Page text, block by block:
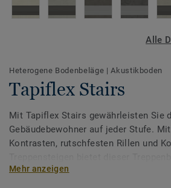
Alle
Heterogene Bodenbeläge |Akustikboden
Tapiflex Stairs
Mit Tapiflex Stairs gewährleisten Sie
Gebäudebewohner auf jeder Stufe.
Kontrasten, rutschfesten Rillen und
Verschleißfestigkeit.
Mehr anzeigen